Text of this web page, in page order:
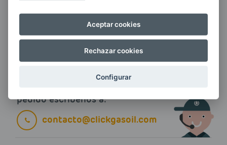
Más información
pedido escríbenos a:
contacto@clickgasoil.com
Aceptar cookies
Rechazar cookies
Configurar